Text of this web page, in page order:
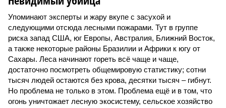
ежегодной реальностью на фоне глобального потепления,
год за годом их будет всё больше, и здесь уже среди
прочего в большой опасности Европа. Небывалая жара,
зафиксированная в этом и прошлом годах в Италии и во
Франции, тому лучшее подтверждение.
Есть в перечне A-Z Animals и экзотика, впрочем, не менее
смертоносная. Это, в частности, «лимнические
извержения», о которых мало кто слышал. Речь идёт о
явлениях, когда большое количество углекислого газа
внезапно вырывается из глубин озёр, образуя невидимое